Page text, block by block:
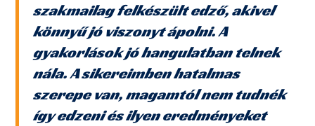
szakmailag felkészült edző, akivel
könnyű jó viszonyt ápolni. A
gyakorlások jó hangulatban telnek
nála. A sikereimben hatalmas
szerepe van, magamtól nem tudnék
így edzeni és ilyen eredményeket